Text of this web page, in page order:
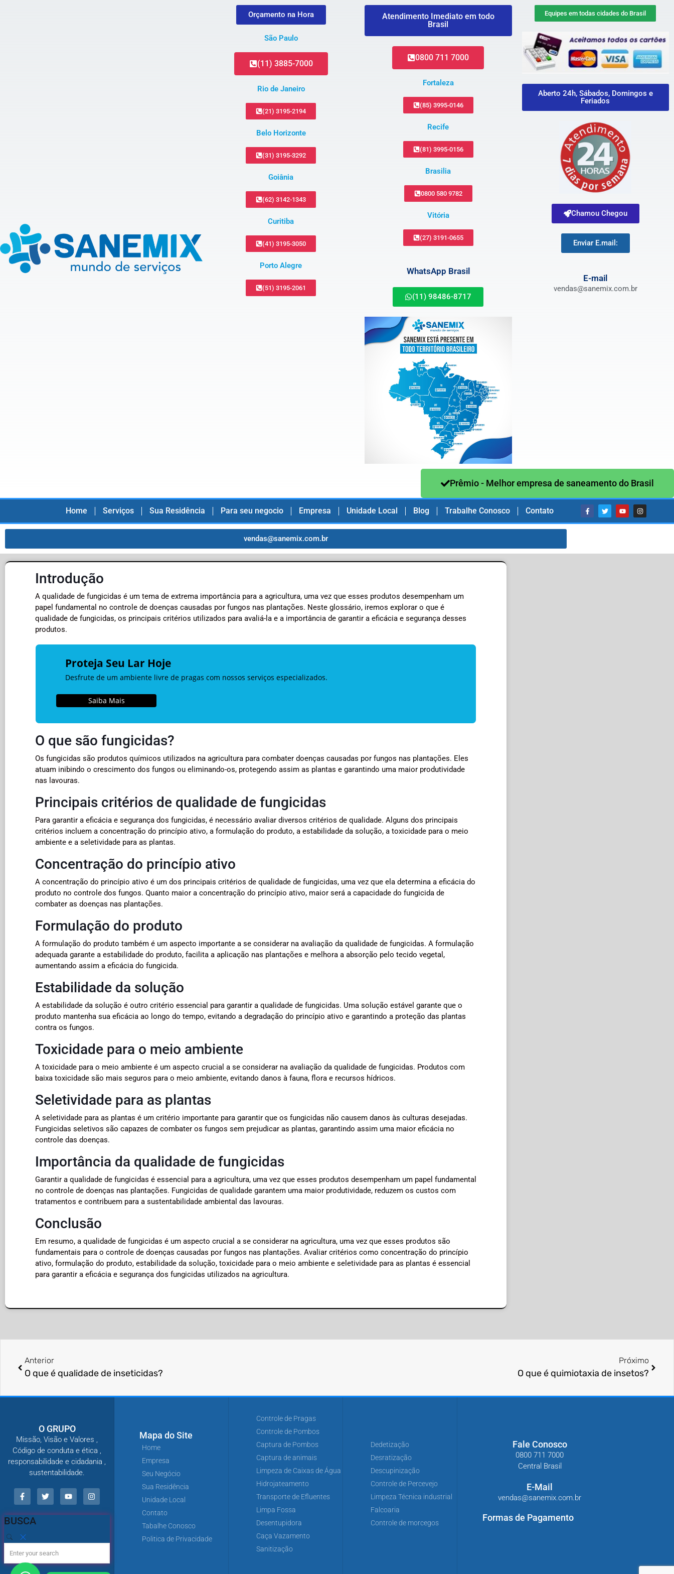
Orçamento na Hora
São Paulo
(11) 3885-7000
Rio de Janeiro
(21) 3195-2194
Belo Horizonte
(31) 3195-3292
Goiânia
(62) 3142-1343
Curitiba
(41) 3195-3050
Porto Alegre
(51) 3195-2061
Atendimento Imediato em todo
Brasil
0800 711 7000
Fortaleza
(85) 3995-0146
Recife
(81) 3995-0156
Brasilia
0800 580 9782
Vitória
(27) 3191-0655
WhatsApp Brasil
(11) 98486-8717
Equipes em todas cidades do Brasil
Aberto 24h, Sábados, Domingos e
Feriados
Chamou Chegou
Enviar E.mail:
E-mail
vendas@sanemix.com.br
Prêmio - Melhor empresa de saneamento do Brasil
Home Serviços Sua Residência Para seu negocio Empresa Unidade Local Blog Trabalhe Conosco Contato
vendas@sanemix.com.br
Introdução
A qualidade de fungicidas é um tema de extrema importância para a agricultura, uma vez que esses produtos desempenham um
papel fundamental no controle de doenças causadas por fungos nas plantações. Neste glossário, iremos explorar o que é
qualidade de fungicidas, os principais critérios utilizados para avaliá-la e a importância de garantir a eficácia e segurança desses
produtos.
Proteja Seu Lar Hoje
Desfrute de um ambiente livre de pragas com nossos serviços especializados.
Saiba Mais
O que são fungicidas?
Os fungicidas são produtos químicos utilizados na agricultura para combater doenças causadas por fungos nas plantações. Eles
atuam inibindo o crescimento dos fungos ou eliminando-os, protegendo assim as plantas e garantindo uma maior produtividade
nas lavouras.
Principais critérios de qualidade de fungicidas
Para garantir a eficácia e segurança dos fungicidas, é necessário avaliar diversos critérios de qualidade. Alguns dos principais
critérios incluem a concentração do princípio ativo, a formulação do produto, a estabilidade da solução, a toxicidade para o meio
ambiente e a seletividade para as plantas.
Concentração do princípio ativo
A concentração do princípio ativo é um dos principais critérios de qualidade de fungicidas, uma vez que ela determina a eficácia do
produto no controle dos fungos. Quanto maior a concentração do princípio ativo, maior será a capacidade do fungicida de
combater as doenças nas plantações.
Formulação do produto
A formulação do produto também é um aspecto importante a se considerar na avaliação da qualidade de fungicidas. A formulação
adequada garante a estabilidade do produto, facilita a aplicação nas plantações e melhora a absorção pelo tecido vegetal,
aumentando assim a eficácia do fungicida.
Estabilidade da solução
A estabilidade da solução é outro critério essencial para garantir a qualidade de fungicidas. Uma solução estável garante que o
produto mantenha sua eficácia ao longo do tempo, evitando a degradação do princípio ativo e garantindo a proteção das plantas
contra os fungos.
Toxicidade para o meio ambiente
A toxicidade para o meio ambiente é um aspecto crucial a se considerar na avaliação da qualidade de fungicidas. Produtos com
baixa toxicidade são mais seguros para o meio ambiente, evitando danos à fauna, flora e recursos hídricos.
Seletividade para as plantas
A seletividade para as plantas é um critério importante para garantir que os fungicidas não causem danos às culturas desejadas.
Fungicidas seletivos são capazes de combater os fungos sem prejudicar as plantas, garantindo assim uma maior eficácia no
controle das doenças.
Importância da qualidade de fungicidas
Garantir a qualidade de fungicidas é essencial para a agricultura, uma vez que esses produtos desempenham um papel fundamental
no controle de doenças nas plantações. Fungicidas de qualidade garantem uma maior produtividade, reduzem os custos com
tratamentos e contribuem para a sustentabilidade ambiental das lavouras.
Conclusão
Em resumo, a qualidade de fungicidas é um aspecto crucial a se considerar na agricultura, uma vez que esses produtos são
fundamentais para o controle de doenças causadas por fungos nas plantações. Avaliar critérios como concentração do princípio
ativo, formulação do produto, estabilidade da solução, toxicidade para o meio ambiente e seletividade para as plantas é essencial
para garantir a eficácia e segurança dos fungicidas utilizados na agricultura.
Anterior
O que é qualidade de inseticidas?
Próximo
O que é quimiotaxia de insetos?
O GRUPO
Missão, Visão e Valores ,
Código de conduta e ética ,
responsabilidade e cidadania ,
sustentabilidade.
BUSCA
Mapa do Site
Home
Empresa
Seu Negócio
Sua Residência
Unidade Local
Contato
Tabalhe Conosco
Politica de Privacidade
Controle de Pragas
Controle de Pombos
Captura de Pombos
Captura de animais
Limpeza de Caixas de Água
Hidrojateamento
Transporte de Efluentes
Limpa Fossa
Desentupidora
Caça Vazamento
Sanitização
Dedetização
Desratização
Descupinização
Controle de Percevejo
Limpeza Técnica industrial
Falcoaria
Controle de morcegos
Fale Conosco
0800 711 7000
Central Brasil
E-Mail
vendas@sanemix.com.br
Formas de Pagamento